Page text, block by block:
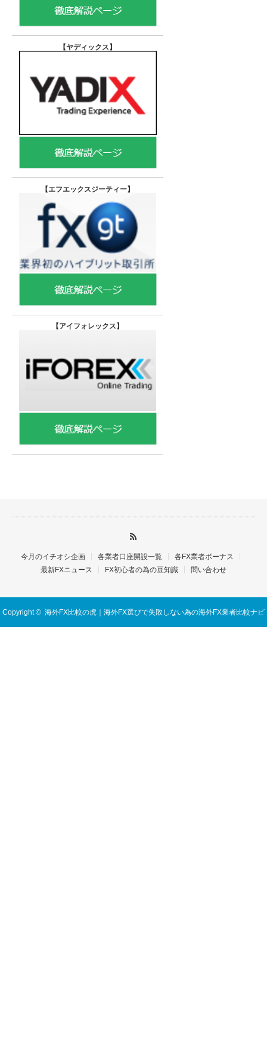
【ヤディックス 】
【エフエックスジーティー】
【アイフォレックス】
今月のイチオシ企画 各業者口座開設一覧
各FX業者ボーナス
最新FXニュース
FX初心者の為の豆知識 問い合わせ
Copyright © 海外FX比較の虎｜海外FX選びで失敗しない為の海外FX業者比較ナビ